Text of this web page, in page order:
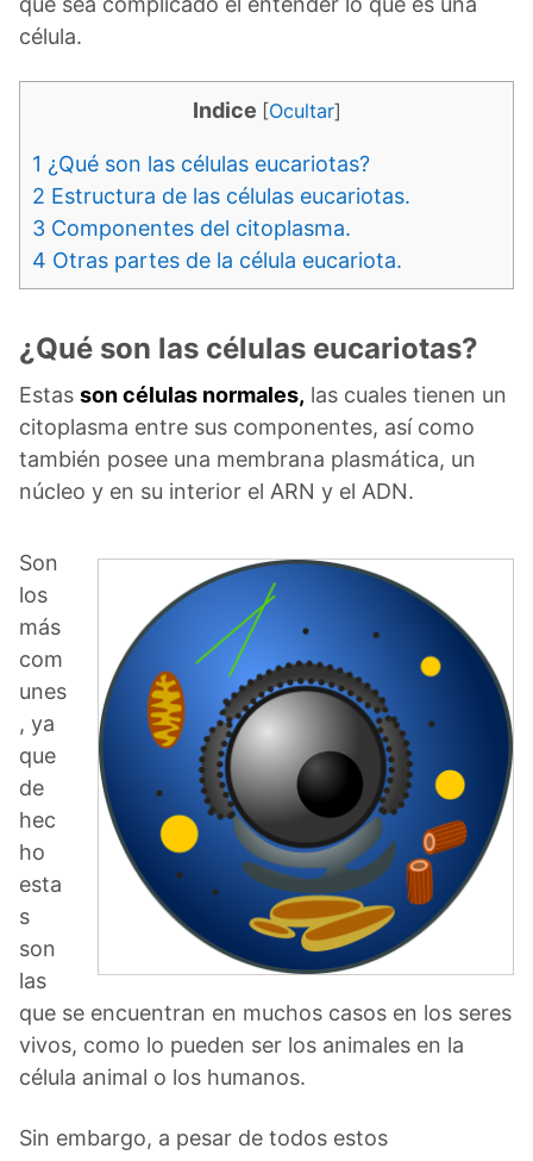
célula.
Indice [Ocultar]
1 ¿Qué son las células eucariotas?
2 Estructura de las células eucariotas.
3 Componentes del citoplasma.
4 Otras partes de la célula eucariota.
¿Qué son las células eucariotas?
Estas son células normales, las cuales tienen un
citoplasma entre sus componentes, así como
también posee una membrana plasmática, un
núcleo y en su interior el ARN y el ADN.
Son
los
más
com
unes
, ya
que
de
hec
ho
esta
s
son
las
que se encuentran en muchos casos en los seres
vivos, como lo pueden ser los animales en la
célula animal o los humanos.
Sin embargo, a pesar de todos estos